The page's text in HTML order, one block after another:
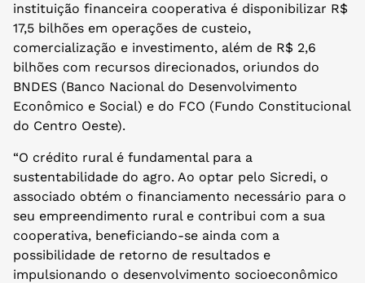
instituição financeira cooperativa é disponibilizar R$
17,5 bilhões em operações de custeio,
comercialização e investimento, além de R$ 2,6
bilhões com recursos direcionados, oriundos do
BNDES (Banco Nacional do Desenvolvimento
Econômico e Social) e do FCO (Fundo Constitucional
do Centro Oeste).
“O crédito rural é fundamental para a
sustentabilidade do agro. Ao optar pelo Sicredi, o
associado obtém o financiamento necessário para o
seu empreendimento rural e contribui com a sua
cooperativa, beneficiando-se ainda com a
possibilidade de retorno de resultados e
impulsionando o desenvolvimento socioeconômico